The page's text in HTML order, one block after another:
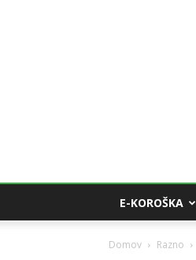
E-KOROŠKA
Domov Razno